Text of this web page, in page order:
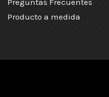
Producto a medida